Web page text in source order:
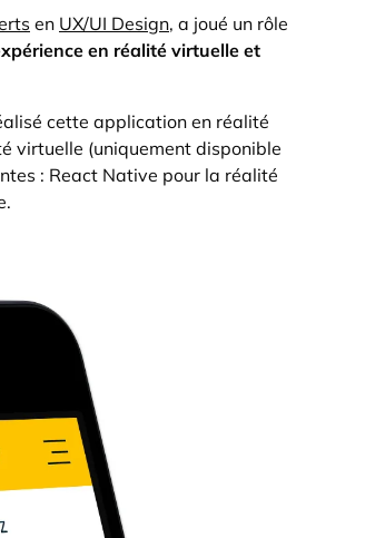
en UX/UI Design, a joué un rôle
en réalité virtuelle et
cette application en réalité
virtuelle (uniquement disponible
: React Native pour la réalité